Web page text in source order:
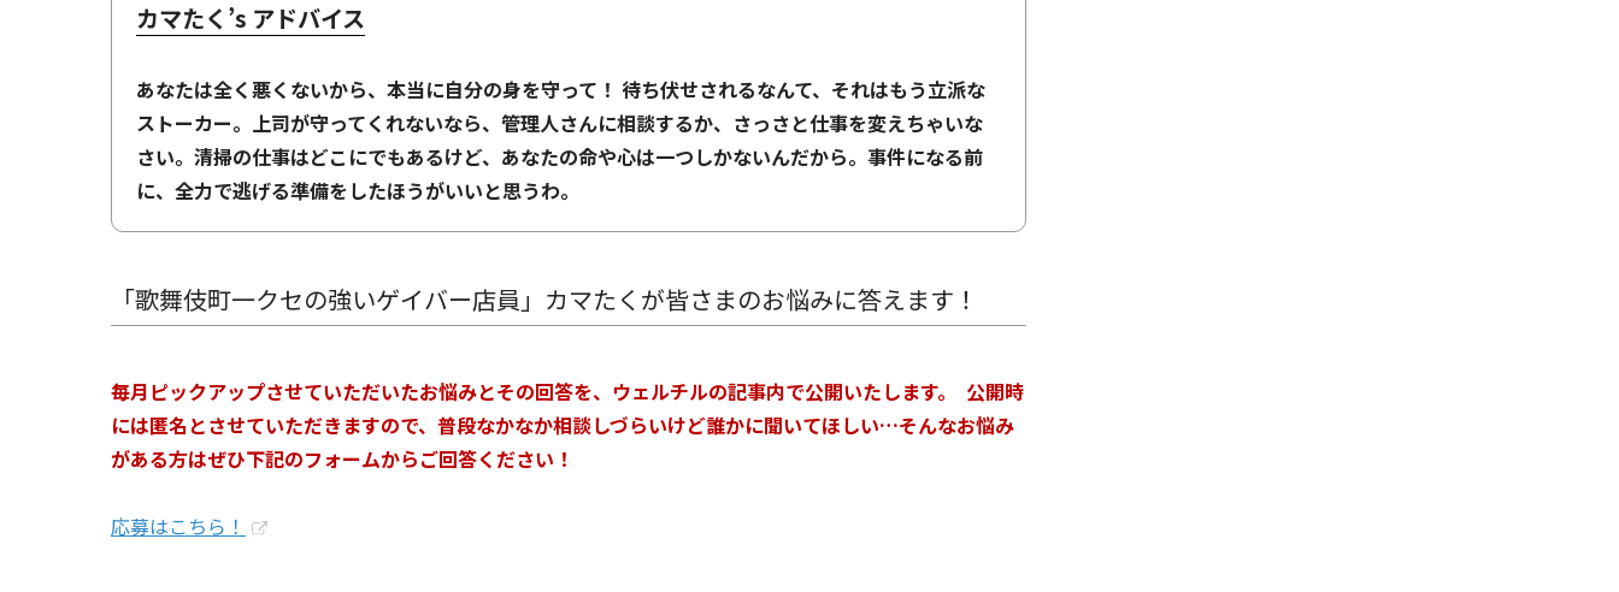
カマたく’s アドバイス
あなたは全く悪くないから、本当に自分の身を守って！ 待ち伏せされるなんて、それはもう立派な
ストーカー。上司が守ってくれないなら、管理人さんに相談するか、さっさと仕事を変えちゃいな
さい。清掃の仕事はどこにでもあるけど、あなたの命や心は一つしかないんだから。事件になる前
に、全力で逃げる準備をしたほうがいいと思うわ。
「歌舞伎町一クセの強いゲイバー店員」カマたくが皆さまのお悩みに答えます！
毎月ピックアップさせていただいたお悩みとその回答を、ウェルチルの記事内で公開いたします。 公開時
には匿名とさせていただきますので、普段なかなか相談しづらいけど誰かに聞いてほしい…そんなお悩み
がある方はぜひ下記のフォームからご回答ください！
応募はこちら！